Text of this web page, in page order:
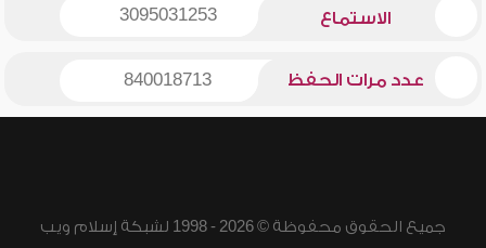
الاستماع 3095031253
عدد مرات الحفظ 840018713
جميع الحقوق محفوظة © 2026 - 1998 لشبكة إسلام ويب